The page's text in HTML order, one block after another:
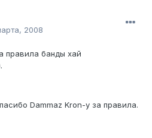
2008
правила банды хай
Dammaz Kron-у за правила.